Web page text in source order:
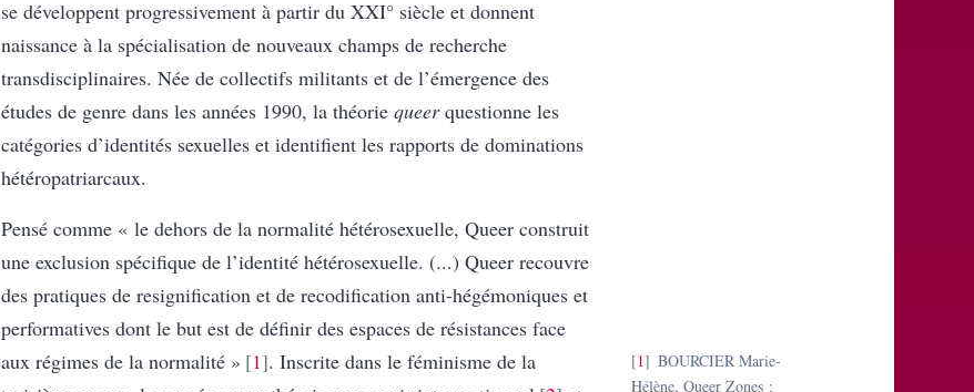
se développent progressivement à partir du XXI° siècle et donnent
naissance à la spécialisation de nouveaux champs de recherche
transdisciplinaires. Née de collectifs militants et de l’émergence des
études de genre dans les années 1990, la théorie queerquestionne les
catégories d’identités sexuelles et identifient les rapports de dominations
hétéropatriarcaux.
Pensé comme « le dehors de la normalité hétérosexuelle, Queer construit
une exclusion spécifique de l’identité hétérosexuelle. (...) Queer recouvre
des pratiques de resignification et de recodification anti-hégémoniques et
performatives dont le but est de définir des espaces de résistances face
aux régimes de la normalité » 1 . Inscrite dans le féminisme de la
1
BOURCIER Marie-
Hélène, Queer Zones :